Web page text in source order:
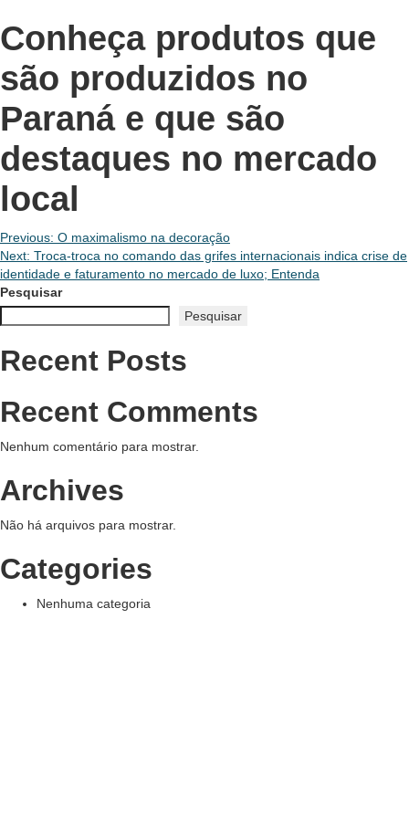
Conheça produtos que
são produzidos no
Paraná e que são
destaques no mercado
local
Navegação
de
Post
Previous: O maximalismo na decoração
Next: Troca-troca no comando das grifes internacionais indica crise de
identidade e faturamento no mercado de luxo; Entenda
Pesquisar
Pesquisar
Recent Posts
Recent Comments
Nenhum comentário para mostrar.
Archives
Não há arquivos para mostrar.
Categories
Nenhuma categoria